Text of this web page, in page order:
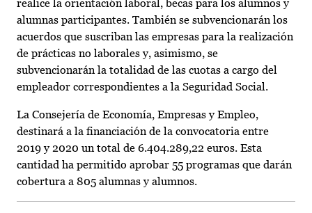
realice la orientación laboral, becas para los alumnos y
alumnas participantes. También se subvencionarán los
acuerdos que suscriban las empresas para la realización
de prácticas no laborales y, asimismo, se
subvencionarán la totalidad de las cuotas a cargo del
empleador correspondientes a la Seguridad Social.
La Consejería de Economía, Empresas y Empleo,
destinará a la financiación de la convocatoria entre
2019 y 2020 un total de 6.404.289,22 euros. Esta
cantidad ha permitido aprobar 55 programas que darán
cobertura a 805 alumnas y alumnos.